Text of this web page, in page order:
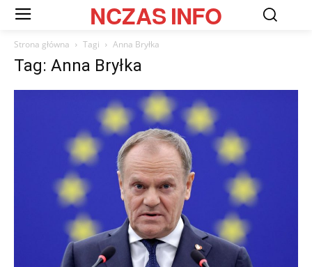
NCZASINFO
Strona główna Tagi Anna Bryłka
Tag: Anna Bryłka